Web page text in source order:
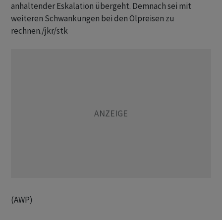
anhaltender Eskalation übergeht. Demnach sei mit
weiteren Schwankungen bei den Ölpreisen zu
rechnen./jkr/stk
(AWP)